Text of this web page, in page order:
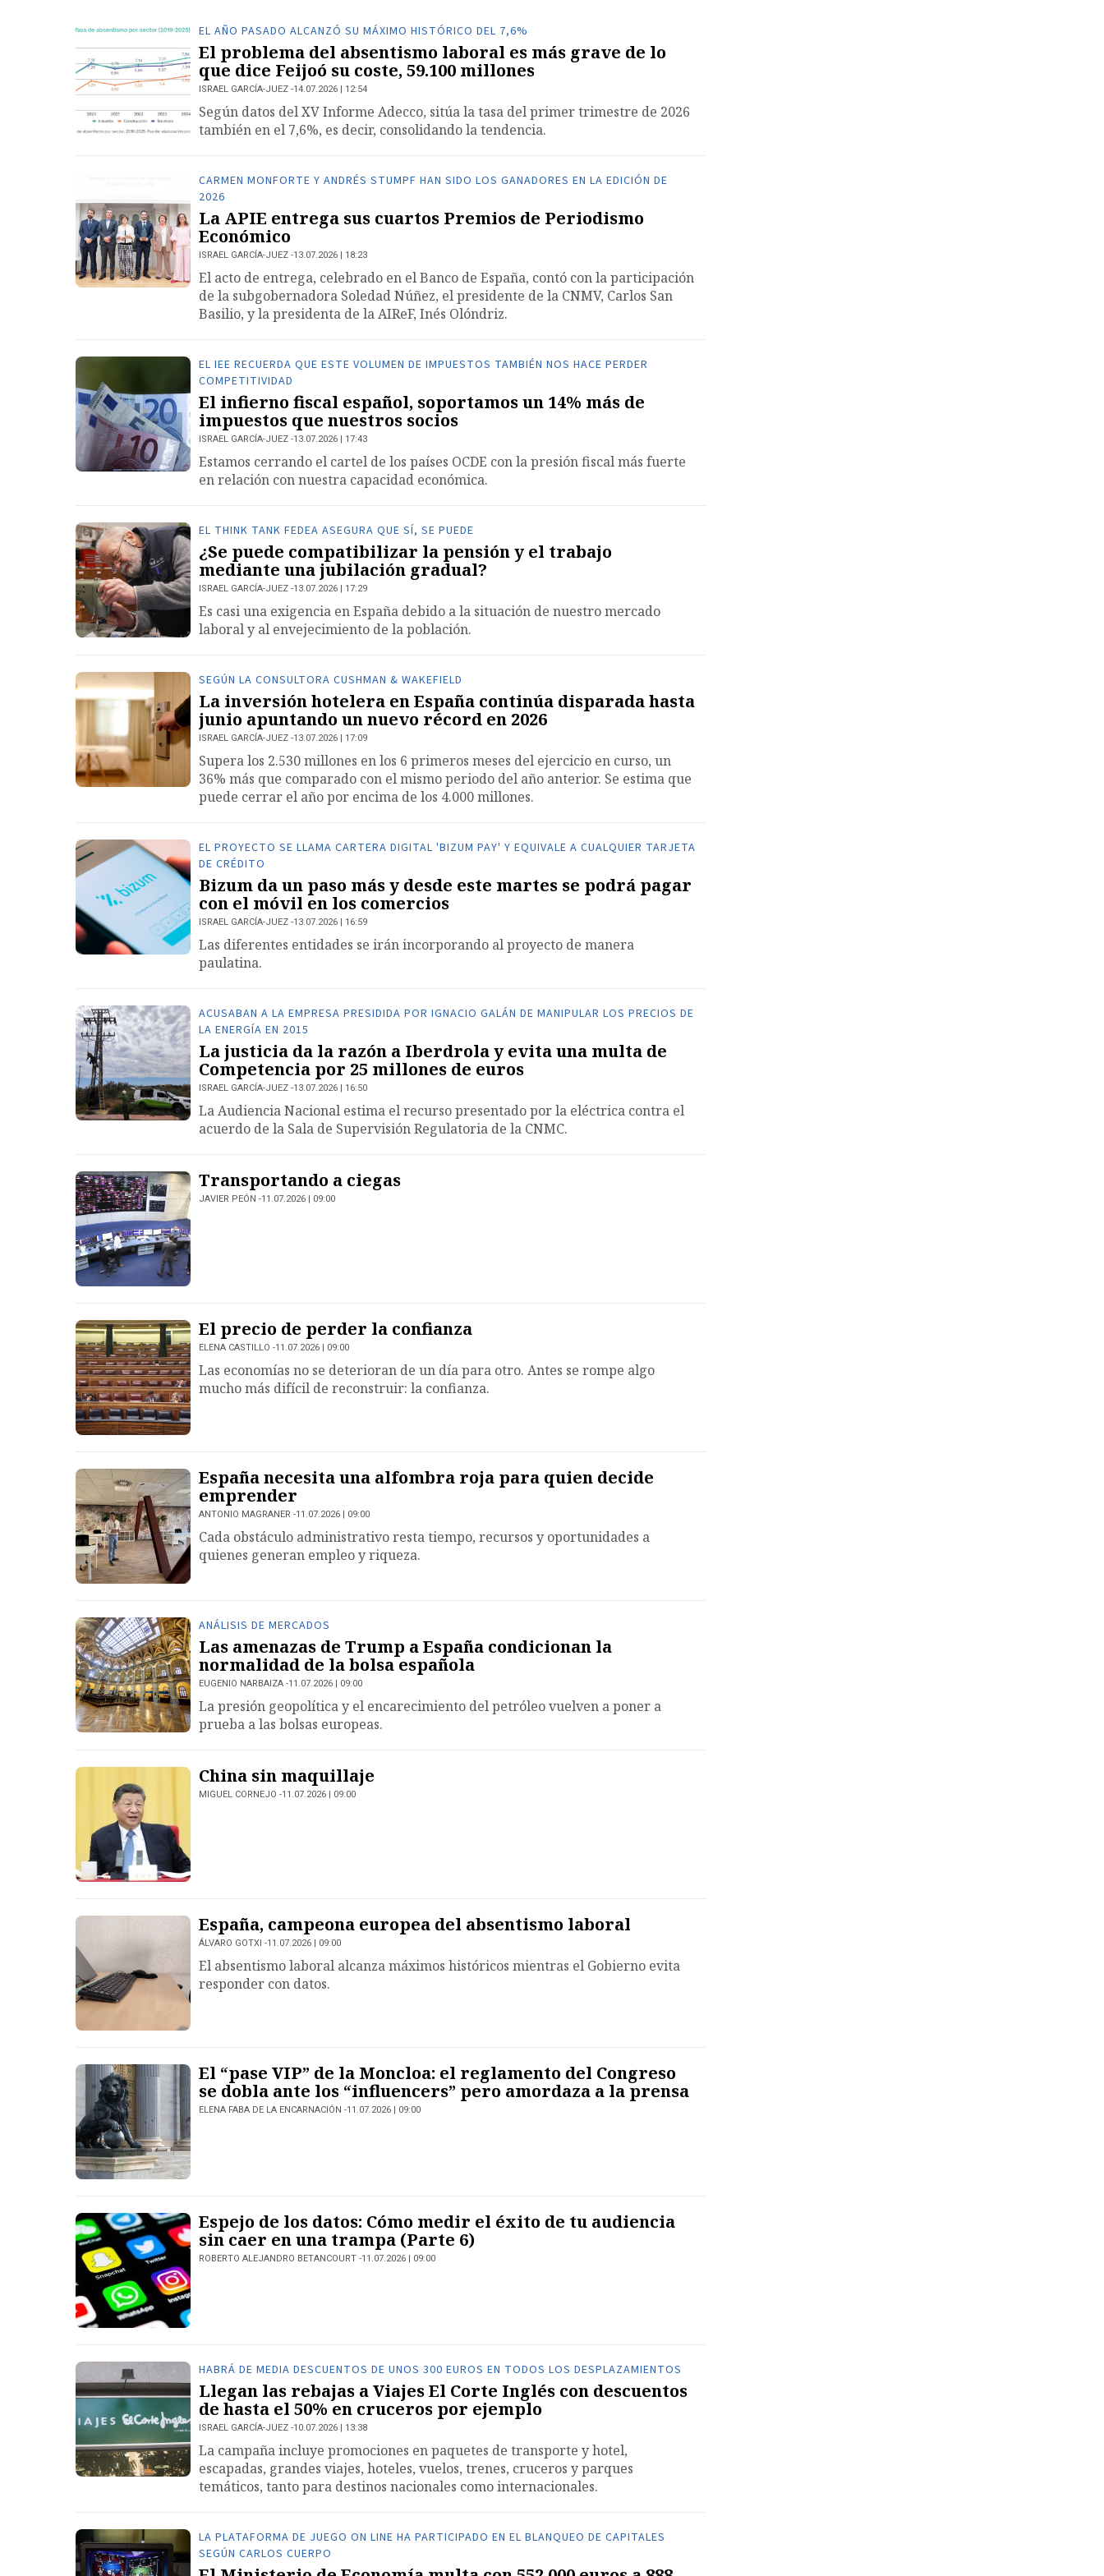
EL AÑO PASADO ALCANZÓ SU MÁXIMO HISTÓRICO DEL 7,6%
El problema del absentismo laboral es más grave de lo
que dice Feijoó su coste, 59.100 millones
ISRAEL GARCÍA-JUEZ 14.07.2026 | 12:54
Según datos del XV Informe Adecco, sitúa la tasa del primer trimestre de 2026
también en el 7,6%, es decir, consolidando la tendencia.
CARMEN MONFORTE Y ANDRÉS STUMPF HAN SIDO LOS GANADORES EN LA EDICIÓN DE
2026
La APIE entrega sus cuartos Premios de Periodismo
Económico
ISRAEL GARCÍA-JUEZ 13.07.2026 | 18:23
El acto de entrega, celebrado en el Banco de España, contó con la participación
de la subgobernadora Soledad Núñez, el presidente de la CNMV, Carlos San
Basilio, y la presidenta de la AIReF, Inés Olóndriz.
EL IEE RECUERDA QUE ESTE VOLUMEN DE IMPUESTOS TAMBIÉN NOS HACE PERDER
COMPETITIVIDAD
El infierno fiscal español, soportamos un 14% más de
impuestos que nuestros socios
ISRAEL GARCÍA-JUEZ 13.07.2026 | 17:43
Estamos cerrando el cartel de los países OCDE con la presión fiscal más fuerte
en relación con nuestra capacidad económica.
EL THINK TANK FEDEA ASEGURA QUE SÍ, SE PUEDE
¿Se puede compatibilizar la pensión y el trabajo
mediante una jubilación gradual?
ISRAEL GARCÍA-JUEZ 13.07.2026 | 17:29
Es casi una exigencia en España debido a la situación de nuestro mercado
laboral y al envejecimiento de la población.
SEGÚN LA CONSULTORA CUSHMAN & WAKEFIELD
La inversión hotelera en España continúa disparada hasta
junio apuntando un nuevo récord en 2026
ISRAEL GARCÍA-JUEZ 13.07.2026 | 17:09
Supera los 2.530 millones en los 6 primeros meses del ejercicio en curso, un
36% más que comparado con el mismo periodo del año anterior. Se estima que
puede cerrar el año por encima de los 4.000 millones.
EL PROYECTO SE LLAMA CARTERA DIGITAL 'BIZUM PAY' Y EQUIVALE A CUALQUIER TARJETA
DE CRÉDITO
Bizum da un paso más y desde este martes se podrá pagar
con el móvil en los comercios
ISRAEL GARCÍA-JUEZ 13.07.2026 | 16:59
Las diferentes entidades se irán incorporando al proyecto de manera
paulatina.
ACUSABAN A LA EMPRESA PRESIDIDA POR IGNACIO GALÁN DE MANIPULAR LOS PRECIOS DE
LA ENERGÍA EN 2015
La justicia da la razón a Iberdrola y evita una multa de
Competencia por 25 millones de euros
ISRAEL GARCÍA-JUEZ 13.07.2026 | 16:50
La Audiencia Nacional estima el recurso presentado por la eléctrica contra el
acuerdo de la Sala de Supervisión Regulatoria de la CNMC.
Transportando a ciegas
JAVIER PEÓN 11.07.2026 | 09:00
El precio de perder la confianza
ELENA CASTILLO 11.07.2026 | 09:00
Las economías no se deterioran de un día para otro. Antes se rompe algo
mucho más difícil de reconstruir: la confianza.
España necesita una alfombra roja para quien decide
emprender
ANTONIO MAGRANER 11.07.2026 | 09:00
Cada obstáculo administrativo resta tiempo, recursos y oportunidades a
quienes generan empleo y riqueza.
ANÁLISIS DE MERCADOS
Las amenazas de Trump a España condicionan la
normalidad de la bolsa española
EUGENIO NARBAIZA 11.07.2026 | 09:00
La presión geopolítica y el encarecimiento del petróleo vuelven a poner a
prueba a las bolsas europeas.
China sin maquillaje
MIGUEL CORNEJO 11.07.2026 | 09:00
España, campeona europea del absentismo laboral
ÁLVARO GOTXI 11.07.2026 | 09:00
El absentismo laboral alcanza máximos históricos mientras el Gobierno evita
responder con datos.
El “pase VIP” de la Moncloa: el reglamento del Congreso
se dobla ante los “influencers” pero amordaza a la prensa
ELENA FABA DE LA ENCARNACIÓN 11.07.2026 | 09:00
Espejo de los datos: Cómo medir el éxito de tu audiencia
sin caer en una trampa (Parte 6)
ROBERTO ALEJANDRO BETANCOURT 11.07.2026 | 09:00
HABRÁ DE MEDIA DESCUENTOS DE UNOS 300 EUROS EN TODOS LOS DESPLAZAMIENTOS
Llegan las rebajas a Viajes El Corte Inglés con descuentos
de hasta el 50% en cruceros por ejemplo
ISRAEL GARCÍA-JUEZ 10.07.2026 | 13:38
La campaña incluye promociones en paquetes de transporte y hotel,
escapadas, grandes viajes, hoteles, vuelos, trenes, cruceros y parques
temáticos, tanto para destinos nacionales como internacionales.
LA PLATAFORMA DE JUEGO ON LINE HA PARTICIPADO EN EL BLANQUEO DE CAPITALES
SEGÚN CARLOS CUERPO